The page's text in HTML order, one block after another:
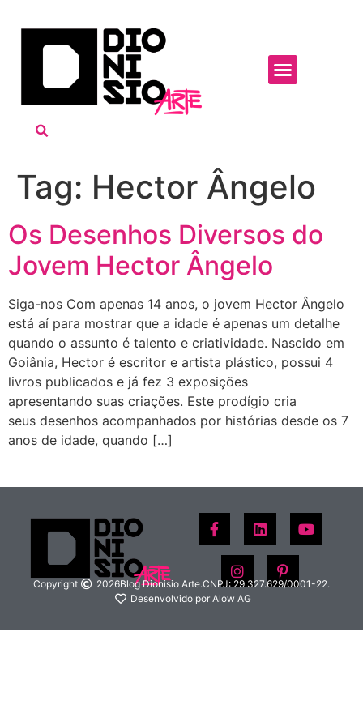
Tag: Hector Ângelo
Os Desenhos Diversos do
Jovem Hector Ângelo
Siga-nos Com apenas 14 anos, o jovem Hector Ângelo
está aí para mostrar que a idade é apenas um detalhe
quando o assunto é talento e criatividade. Nascido em
Goiânia, Hector é escritor e artista plástico, possui 4
livros publicados e já fez 3 exposições
apresentando suas criações. Este prodígio cria
seus desenhos acompanhados por histórias desde os 7
anos de idade, quando […]
Copyright 2026Blog Dionisio Arte.CNPJ: 29.327.629/0001-22.
Desenvolvido por Alow AG